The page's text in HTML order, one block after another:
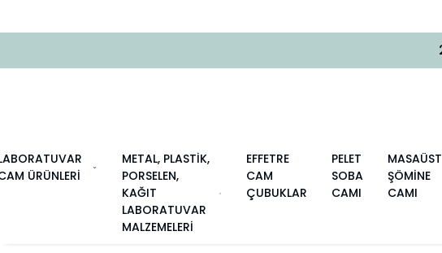
ÜRÜNLERİ
METAL, PLASTİK,
PORSELEN,
KAĞIT
LABORATUVAR
MALZEMELERİ
EFFETRE
CAM
ÇUBUKLAR
PELET
SOBA
CAMI
ŞÖMİNE
CAMI